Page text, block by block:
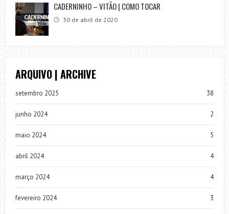
CADERNINHO – VITÃO | COMO TOCAR
30 de abril de 2020
ARQUIVO | ARCHIVE
setembro 2025 38
junho 2024 2
maio 2024 5
abril 2024 4
março 2024 4
fevereiro 2024 3